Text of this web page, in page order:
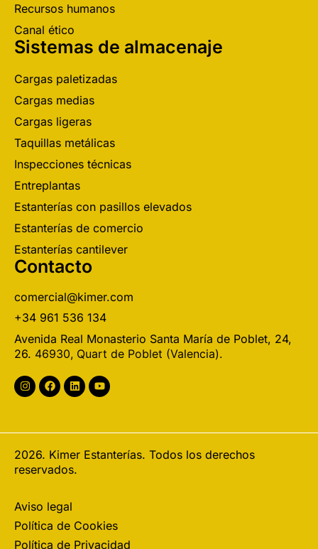
Recursos humanos
Canal ético
Sistemas de almacenaje
Cargas paletizadas
Cargas medias
Cargas ligeras
Taquillas metálicas
Inspecciones técnicas
Entreplantas
Estanterías con pasillos elevados
Estanterías de comercio
Estanterías cantilever
Contacto
comercial@kimer.com
+34 961 536 134
Avenida Real Monasterio Santa María de Poblet, 24,
26. 46930, Quart de Poblet (Valencia).
2026. Kimer Estanterías. Todos los derechos
reservados.
Aviso legal
Política de Cookies
Política de Privacidad